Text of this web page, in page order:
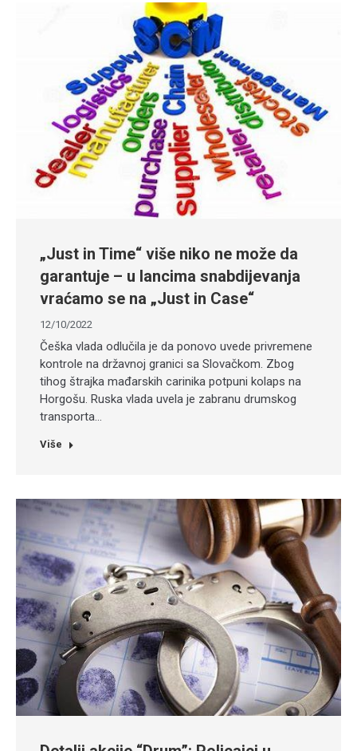
„Just in Time“ više niko ne može da
garantuje – u lancima snabdijevanja
vraćamo se na „Just in Case“
12/10/2022
Češka vlada odlučila je da ponovo uvede privremene
kontrole na državnoj granici sa Slovačkom. Zbog
tihog štrajka mađarskih carinika potpuni kolaps na
Horgošu. Ruska vlada uvela je zabranu drumskog
transporta…
Više